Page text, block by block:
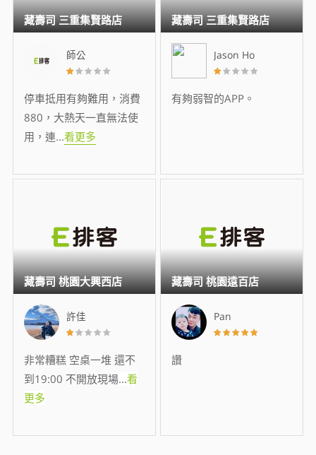
師公
停車抵用有夠難用，消費
880，大熱天一直無法使
用，連...看更多
藏壽司 三重集賢路店
Jason Ho
有夠弱智的APP。
藏壽司 三重集賢路店
許佳
非常糟糕 空桌一堆 還不
到19:00 不開放現場...看
更多
藏壽司 桃園大興西店
Pan
讚
藏壽司 桃園遠百店